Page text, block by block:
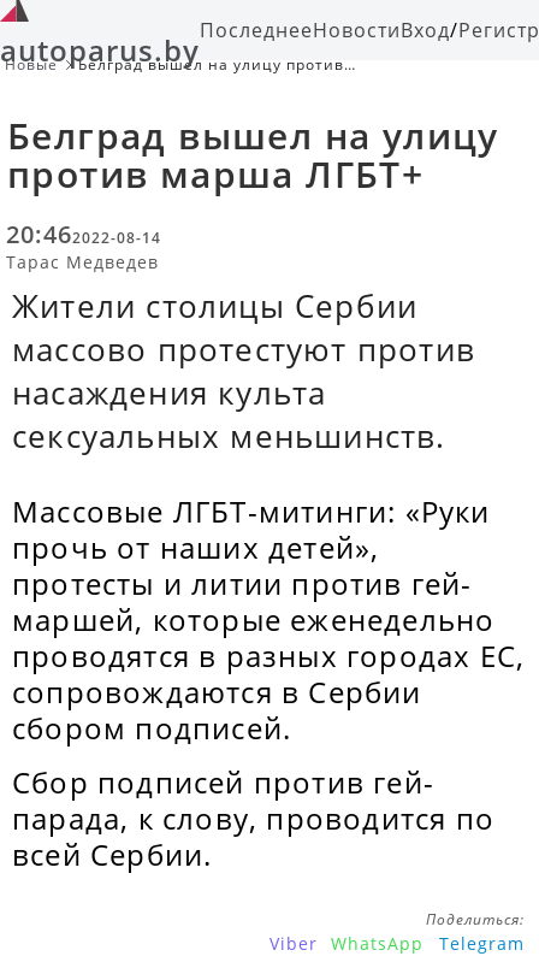
autoparus.byПоследнееНовостиВход/
Новые
Белград вышел на улицу против
Белград вышел на улицу
против марша ЛГБТ+
20:462022-08-14
Тарас Медведев
Жители столицы Сербии
массово протестуют против
насаждения культа
сексуальных меньшинств.
Массовые ЛГБТ-митинги: «Руки
прочь от наших детей»,
протесты и литии против гей-
маршей, которые еженедельно
проводятся в разных городах ЕС,
сопровождаются в Сербии
сбором подписей.
Сбор подписей против гей-
парада, к слову, проводится по
всей Сербии.
Поделиться:
Viber WhatsApp Telegram